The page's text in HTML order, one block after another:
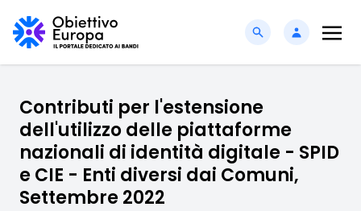
Contributi per l'estensione
dell'utilizzo delle piattaforme
nazionali di identità digitale - SPID
e CIE - Enti diversi dai Comuni,
Settembre 2022